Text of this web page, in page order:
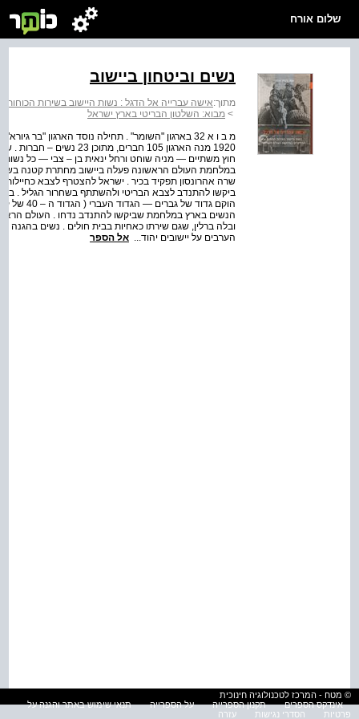
שלום אורח
נשים וביטחון ביישוב
מתוך:אישה עברייה אל הדגל : נשות היישוב בשירות
> מבוא: השלטון הבריטי בארץ ישראל
1920 מנה הארגון 105
ביקשו להתנדב לצבא הבריטי ולהשתתף בשחרור הגליל .
הנשים בארץ במלחמת שביקשו להתנדב נדחו . העולם
הערבים על יישובים יהוד... אל הספר
© מטח - המרכז לטכנולוגיה חינוכית
אינדקס הספרים
תקנון הספרייה על הספרייה
תנאי שימוש באתר והגנה על
פרטיות
הסדרי נגישות עזרה